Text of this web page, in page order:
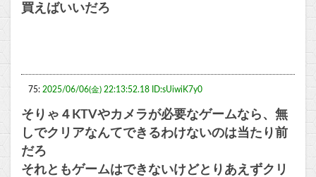
買えばいいだろ
75: 2025/06/06(金) 22:13:52.18 ID:sUiwiK7y0
そりゃ４KTVやカメラが必要なゲームなら、無
しでクリアなんてできるわけないのは当たり前
だろ
それともゲームはできないけどとりあえずクリ